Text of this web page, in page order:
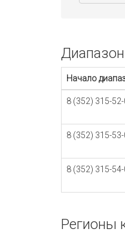
Начало
8 (352) 315-
8 (352) 315-
8 (352) 315-
Регионы